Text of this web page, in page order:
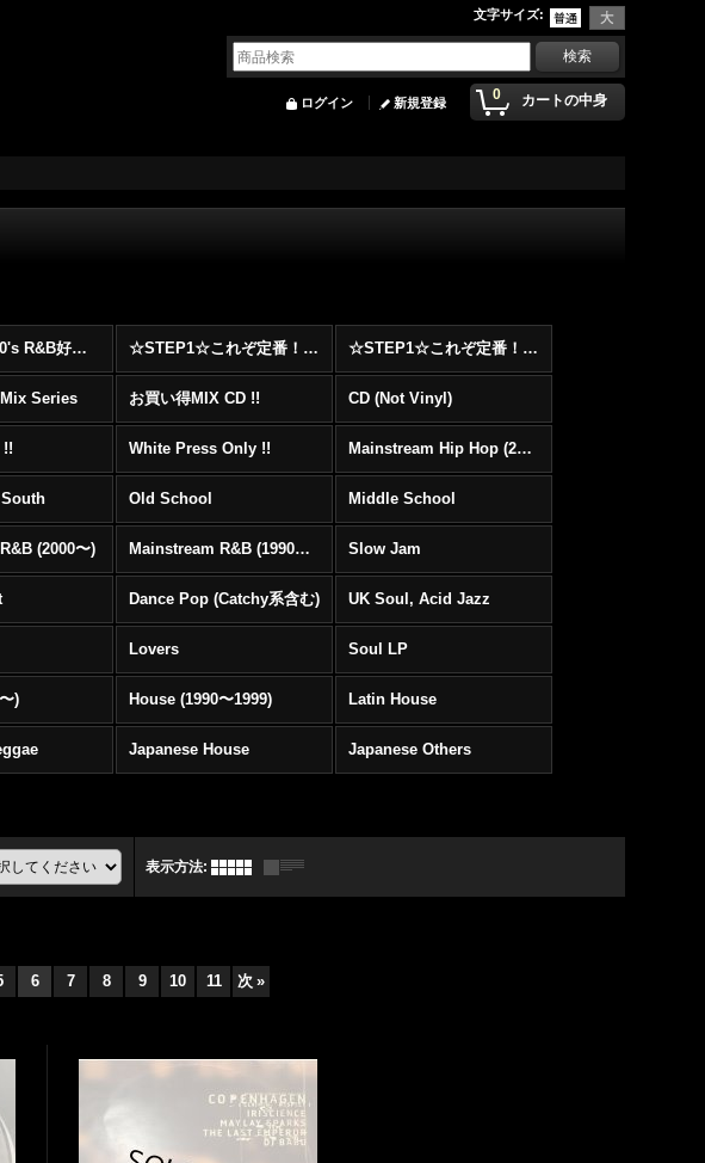
文字サイズ:
0 カートの中身
ログイン 新規登録
☆STEP2☆90's R&B好きに自信を持ってオススメ出来る00's R&B Best 100 !!! ☆STEP1☆これぞ定番！！まずはここから！2000年代Hip HopフロアヒットBest 100 !!! ☆STEP1☆これぞ定番！！まずはここから！2000年代R&BフロアヒットBest 100 !!!
Series お買い得MIX CD !! CD (Not Vinyl)
!! White Press Only !! Mainstream Hip Hop (2000〜)
Old School Middle School
(2000〜) Mainstream R&B (1990〜1999) Slow Jam
Dance Pop (Catchy系含む) UK Soul, Acid Jazz
Lovers Soul LP
) House (1990〜1999) Latin House
Japanese House Japanese Others
表示方法:
6 7 8 9 10 11 次 »